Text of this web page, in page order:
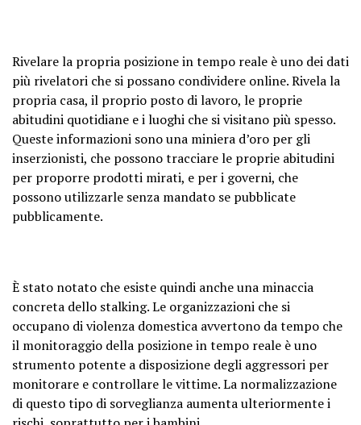
Rivelare la propria posizione in tempo reale è uno dei dati
più rivelatori che si possano condividere online. Rivela la
propria casa, il proprio posto di lavoro, le proprie
abitudini quotidiane e i luoghi che si visitano più spesso.
Queste informazioni sono una miniera d’oro per gli
inserzionisti, che possono tracciare le proprie abitudini
per proporre prodotti mirati, e per i governi, che
possono utilizzarle senza mandato se pubblicate
pubblicamente.
È stato notato che esiste quindi anche una minaccia
concreta dello stalking. Le organizzazioni che si
occupano di violenza domestica avvertono da tempo che
il monitoraggio della posizione in tempo reale è uno
strumento potente a disposizione degli aggressori per
monitorare e controllare le vittime. La normalizzazione
di questo tipo di sorveglianza aumenta ulteriormente i